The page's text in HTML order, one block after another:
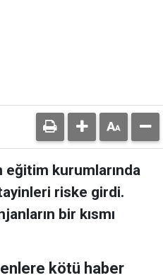
eğitim kurumlarında
riske girdi.
bir kısmı
kötü haber